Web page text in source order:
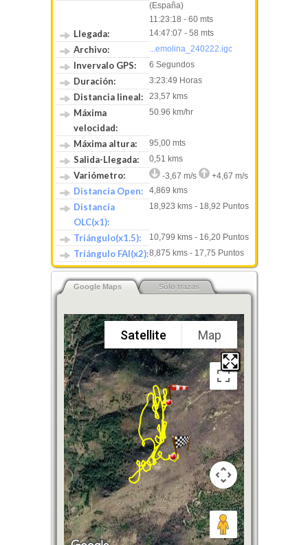
(España)
11:23:18 - 60 mts
Llegada: 14:47:07 - 58 mts
Archivo: ...emolina_240222.igc
Invervalo GPS: 6 Segundos
Duración: 3:23:49 Horas
Distancia lineal: 23,57 kms
Máxima
velocidad:
50.96 km/hr
Máxima altura: 95,00 mts
Salida-Llegada: 0,51 kms
Variómetro: -3,67 m/s +4,67 m/s
Distancia Open: 4,869 kms
Distancia
OLC(x1):
18,923 kms - 18,92 Puntos
Triángulo(x1.5): 10,799 kms - 16,20 Puntos
Triángulo FAI(x2):8,875 kms - 17,75 Puntos
Google Maps Sólo trazas
Satellite Map